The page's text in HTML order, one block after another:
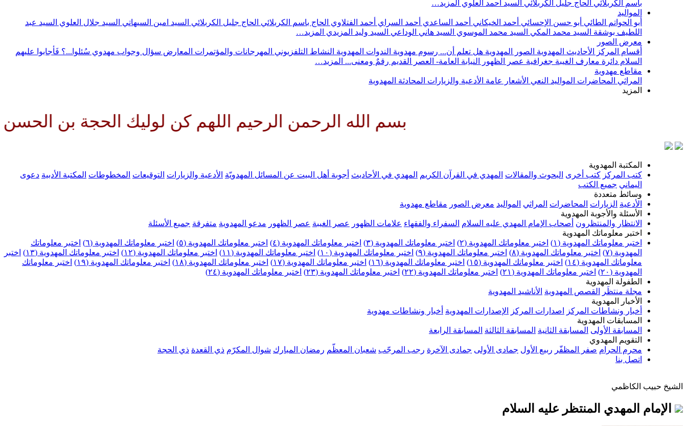
باسم الكربلائي الحاج جليل الكربلائي السيد أحمد العلوي المزيد…
المواليد
أبو الحواتم الطائي أبو حسن الإحسائي أحمد الخيكاني أحمد الساعدي أحمد السراي أحمد الفتلاوي الحاج باسم الكربلائي الحاج جليل الكربلائي السيد امين السيهاتي السيد جلال العلوي السيد عبد
اللطيف بوشقة السيد محمد المكي السيد محمد الموسوي السيد هاني الوداعي السيد وليد المزيدي المزيد…
معرض الصور
أقسام المركز
الأحاديث المهدوية الصور المهدوية هل تعلم أن... رسوم مهدوية الندوات المهدوية النشاط التلفزيوني المهرجانات والمؤتمرات المعارض سؤال وجواب مهدوي سُئلوا...؟ فَأجابوا عليهم
السلام دائرة معارف الغيبة جغرافية عصر الظهور النيابة العامة- العصر القديم رقمٌ ومعنى... المزيد…
مقاطع مهدوية
المراثي المحاضرات المواليد النعي الأشعار عامة الأدعية والزيارات المحادثة المهدوية
المزيد
بسم الله الرحمن الرحيم اللهم كن لوليك الحجة بن الحسن صلواتك
المكتبة المهدوية
كتب المركز كتب أخرى البحوث والمقالات المهدي في القرآن الكريم المهدي في الأحاديث أجوبة أهل البيت عن المسائل المهدويّة الأدعية والزيارات التوقيعات المخطوطات المكتبة الأدبية دعوى
اليماني جميع الكتب
وسائط متعددة
الأدعية الزيارات المحاضرات المراثي المواليد معرض الصور مقاطع مهدوية
الأسئلة والأجوبة المهدوية
الانتظار والمنتظرون أصحاب الإمام المهدي عليه السلام السفراء والفقهاء علامات الظهور عصر الغيبة عصر الظهور مدعو المهدوية متفرقة جميع الأسئلة
اختبر معلوماتك المهدوية
اختبر معلوماتك المهدوية (١)
اختبر معلوماتك المهدوية (٢) اختبر معلوماتك المهدوية (٣) اختبر معلوماتك المهدوية (٤) اختبر معلوماتك المهدوية (٥) اختبر معلوماتك المهدوية (٦)
اختبر معلوماتك
المهدوية (٧)
اختبر معلوماتك المهدوية (٨) اختبر معلوماتك المهدوية (٩) اختبر معلوماتك المهدوية (١٠) اختبر معلوماتك المهدوية (١١) اختبر معلوماتك المهدوية (١٢) اختبر معلوماتك المهدوية (١٣)
اختبر
معلوماتك المهدوية (١٤)
اختبر معلوماتك المهدوية (١٥) اختبر معلوماتك المهدوية (١٦) اختبر معلوماتك المهدوية (١٧) اختبر معلوماتك المهدوية (١٨) اختبر معلوماتك المهدوية (١٩)
اختبر معلوماتك
المهدوية (٢٠)
اختبر معلوماتك المهدوية (٢١) اختبر معلوماتك المهدوية (٢٢) اختبر معلوماتك المهدوية (٢٣)
اختبر معلوماتك المهدوية (٢٤)
الطفولة المهدوية
مجلة منتظَر
القصص المهدوية الأناشيد المهدوية
الأخبار المهدوية
أخبار ونشاطات المركز
اصدارات المركز الإصدارات المهدوية أخبار ونشاطات مهدوية
المسابقات المهدوية
المسابقة الأولى المسابقة الثانية المسابقة الثالثة المسابقة الرابعة
التقويم المهدوي
محرم الحرام صفر المظفّر ربيع الأول جمادى الأولى جمادى الآخرة رجب المرجّب شعبان المعظّم رمضان المبارك شوال المكرّم ذي القعدة ذي الحجة
اتصل بنا
الشيخ حبيب الكاظمي
الإمام المهدي المنتظر عليه السلام